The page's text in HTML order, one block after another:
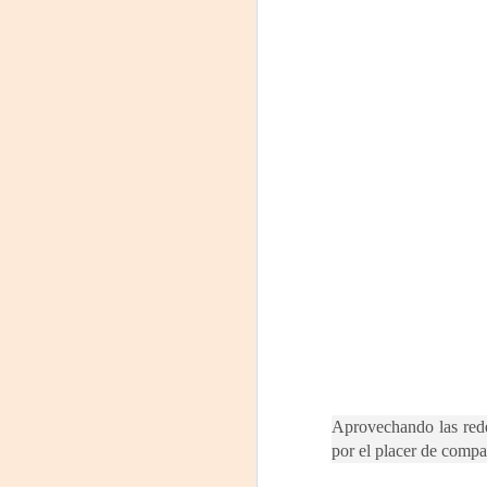
Aprovechando las
por el placer de